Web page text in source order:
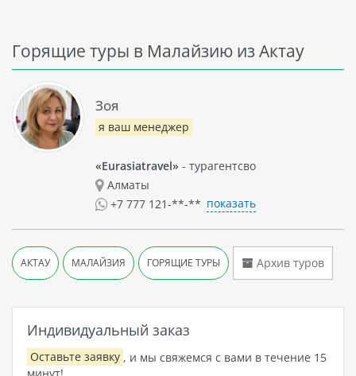
Горящие туры в Малайзию из Актау
Индивидуальный заказ
Оставьте заявку , и мы свяжемся с вами в течение 15
минут!
Зоя
я ваш менеджер
«Eurasiatravel» - турагентсво
Алматы
+7 777 121-**-** показать
АКТАУ МАЛАЙЗИЯ ГОРЯЩИЕ ТУРЫ Архив туров